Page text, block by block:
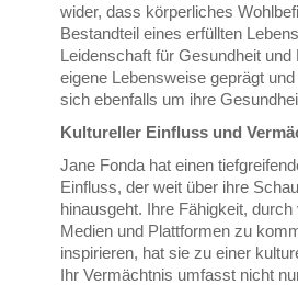
wider, dass körperliches
Bestandteil eines erfüllten
Leidenschaft für Gesundheit und
eigene Lebensweise geprägt
sich ebenfalls um ihre
Kultureller Einfluss und
Jane Fonda hat einen
Einfluss, der weit über ihre
hinausgeht. Ihre Fähigkeit,
Medien und Plattformen zu
inspirieren, hat sie zu einer
Ihr Vermächtnis umfasst nicht